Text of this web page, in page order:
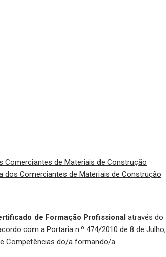
Comerciantes de Materiais de Construção
dos Comerciantes de Materiais de Construção
de Formação Profissional através do
com a Portaria n.º 474/2010 de 8 de Julho,
Competências do/a formando/a.